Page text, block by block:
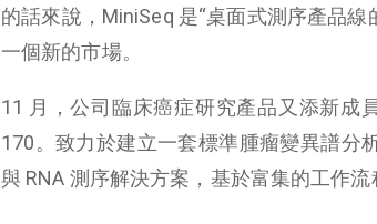
的話來說，MiniSeq 是“桌面式測序產品
一個新的市場。
11 月，公司臨床癌症研究產品又添新成
170。致力於建立一套標準腫瘤變異譜分
與 RNA 測序解決方案，基於富集的工作